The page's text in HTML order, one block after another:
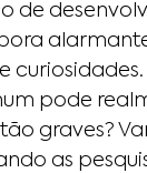
de
curiosidades.
pode
graves?
as